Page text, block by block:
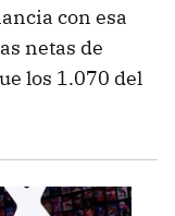
con esa
netas de
los 1.070 del